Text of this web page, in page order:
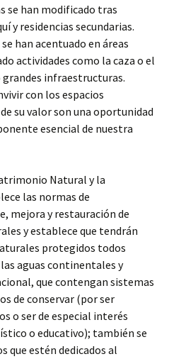
se han modificado tras
y residencias secundarias.
han acentuado en áreas
actividades como la caza o el
infraestructuras.
con los espacios
su valor son una oportunidad
esencial de nuestra
Natural y la
las normas de
mejora y restauración de
y establece que tendrán
protegidos todos
aguas continentales y
que contengan sistemas
de conservar (por ser
o ser de especial interés
o educativo); también se
que estén dedicados al